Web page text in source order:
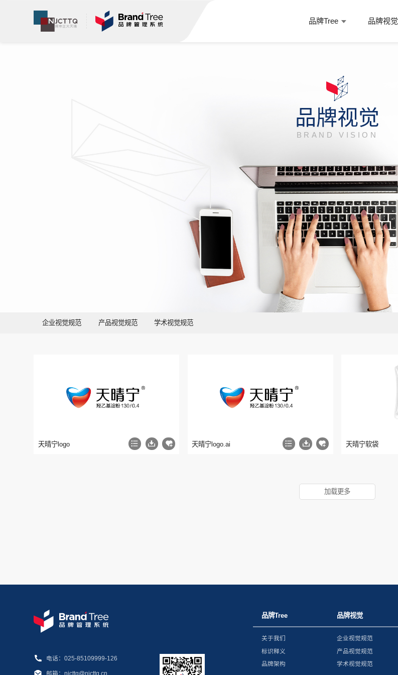
品牌Tree 品牌视觉
品牌视觉
BRAND VISION
企业视觉规范 产品视觉规范 学术视觉规范
天晴宁logo 天晴宁logo.ai 天晴宁软袋
加载更多
电话：025-85109999-126
邮箱：njcttq@njcttq.cn
品牌Tree
关于我们
标识释义
品牌架构
品牌视觉
企业视觉规范
产品视觉规范
学术视觉规范